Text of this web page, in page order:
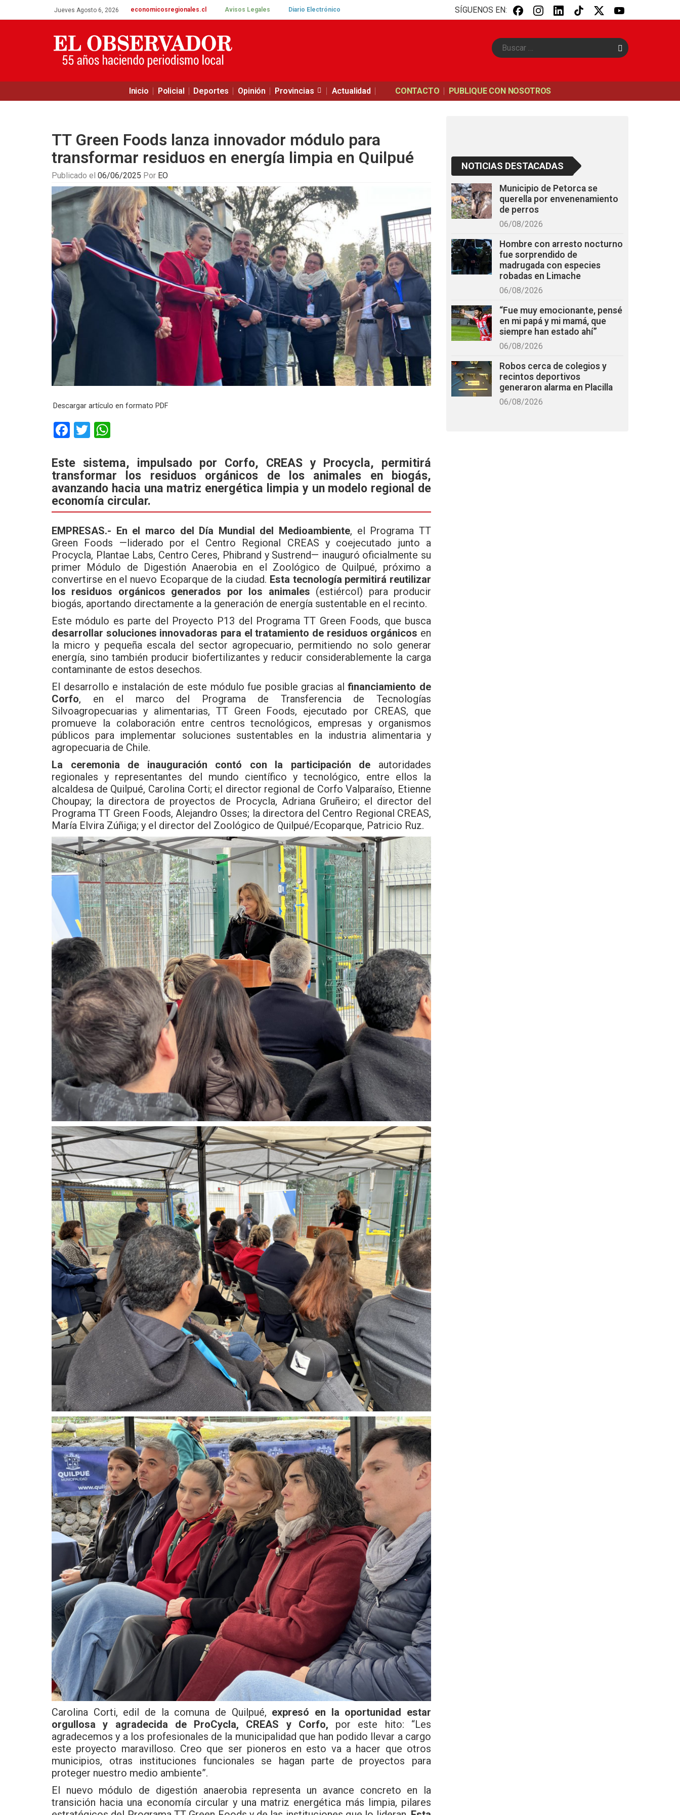
Jueves Agosto 6, 2026 economicosregionales.cl Avisos Legales Diario Electrónico SÍGUENOS EN:
B
u
Inicio Policial Deportes Opinión Provincias Actualidad CONTACTO PUBLIQUE CON NOSOTROS
TT Green Foods lanza innovador módulo para
transformar residuos en energía limpia en Quilpué
Publicado el 06/06/2025 Por EO
Descargar artículo en formato PDF
F
ce
b
o
o
k
T
tt
er
at
s
A
p
p
Este sistema, impulsado por Corfo, CREAS y Procycla, permitirá
transformar los residuos orgánicos de los animales en biogás,
avanzando hacia una matriz energética limpia y un modelo regional de
economía circular.
EMPRESAS.- En el marco del Día Mundial del Medioambiente, el Programa TT
Green Foods —liderado por el Centro Regional CREAS y coejecutado junto a
Procycla, Plantae Labs, Centro Ceres, Phibrand y Sustrend— inauguró oficialmente su
primer Módulo de Digestión Anaerobia en el Zoológico de Quilpué, próximo a
convertirse en el nuevo Ecoparque de la ciudad. Esta tecnología permitirá reutilizar
los residuos orgánicos generados por los animales (estiércol) para producir
biogás, aportando directamente a la generación de energía sustentable en el recinto.
Este módulo es parte del Proyecto P13 del Programa TT Green Foods, que busca
desarrollar soluciones innovadoras para el tratamiento de residuos orgánicos en
la micro y pequeña escala del sector agropecuario, permitiendo no solo generar
energía, sino también producir biofertilizantes y reducir considerablemente la carga
contaminante de estos desechos.
El desarrollo e instalación de este módulo fue posible gracias alfinanciamiento de
Corfo, en el marco del Programa de Transferencia de Tecnologías
Silvoagropecuarias y alimentarias, TT Green Foods, ejecutado por CREAS, que
promueve la colaboración entre centros tecnológicos, empresas y organismos
públicos para implementar soluciones sustentables en la industria alimentaria y
agropecuaria de Chile.
La ceremonia de inauguración contó con la participación de autoridades
regionales y representantes del mundo científico y tecnológico, entre ellos la
alcaldesa de Quilpué, Carolina Corti; el director regional de Corfo Valparaíso, Etienne
Choupay; la directora de proyectos de Procycla, Adriana Gruñeiro; el director del
Programa TT Green Foods, Alejandro Osses; la directora del Centro Regional CREAS,
María Elvira Zúñiga; y el director del Zoológico de Quilpué/Ecoparque, Patricio Ruz.
Carolina Corti, edil de la comuna de Quilpué, expresó en la oportunidad estar
orgullosa y agradecida de ProCycla, CREAS y Corfo, por este hito: “Les
agradecemos y a los profesionales de la municipalidad que han podido llevar a cargo
este proyecto maravilloso. Creo que ser pioneros en esto va a hacer que otros
municipios, otras instituciones funcionales se hagan parte de proyectos para
proteger nuestro medio ambiente”.
El nuevo módulo de digestión anaerobia representa un avance concreto en la
transición hacia una economía circular y una matriz energética más limpia, pilares
NOTICIAS DESTACADAS
Municipio de Petorca se
querella por envenenamiento
de perros
06/08/2026
Hombre con arresto nocturno
fue sorprendido de
madrugada con especies
robadas en Limache
06/08/2026
“Fue muy emocionante, pensé
en mi papá y mi mamá, que
siempre han estado ahí”
06/08/2026
Robos cerca de colegios y
recintos deportivos
generaron alarma en Placilla
06/08/2026